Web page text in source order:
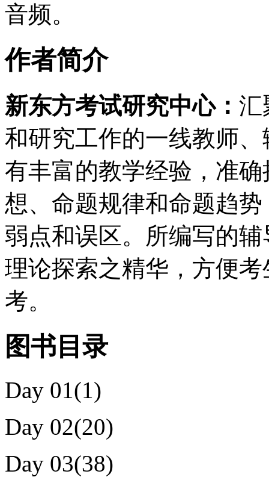
音频。
作者简介
新东方考试研究中心： 汇
和研究工作的一线教师
有丰富的教学经验，准
想、命题规律和命题趋
弱点和误区。所编写的
理论探索之精华，方便
考。
图书目录
Day 01(1)
Day 02(20)
Day 03(38)